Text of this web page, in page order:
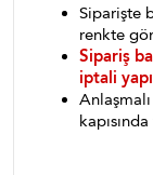
Siparişte
renkte
Sipariş
iptali